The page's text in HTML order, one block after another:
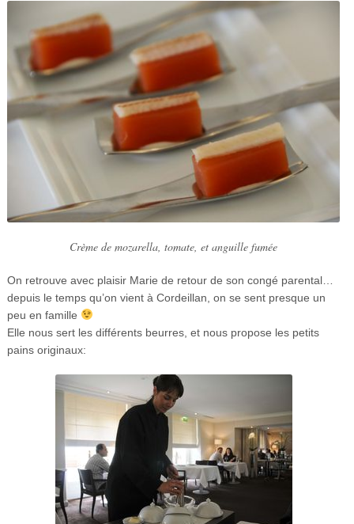
Crème de mozarella, tomate, et anguille fumée
On retrouve avec plaisir Marie de retour de son congé parental…
depuis le temps qu’on vient à Cordeillan, on se sent presque un
peu en famille
Elle nous sert les différents beurres, et nous propose les petits
pains originaux: